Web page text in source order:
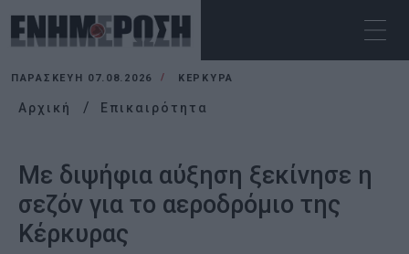
ΠΑΡΑΣΚΕΥΉ 07.08.2026 ΚΕΡΚΥΡΑ
Αρχική Επικαιρότητα
Με διψήφια αύξηση ξεκίνησε η
σεζόν για το αεροδρόμιο της
Κέρκυρας